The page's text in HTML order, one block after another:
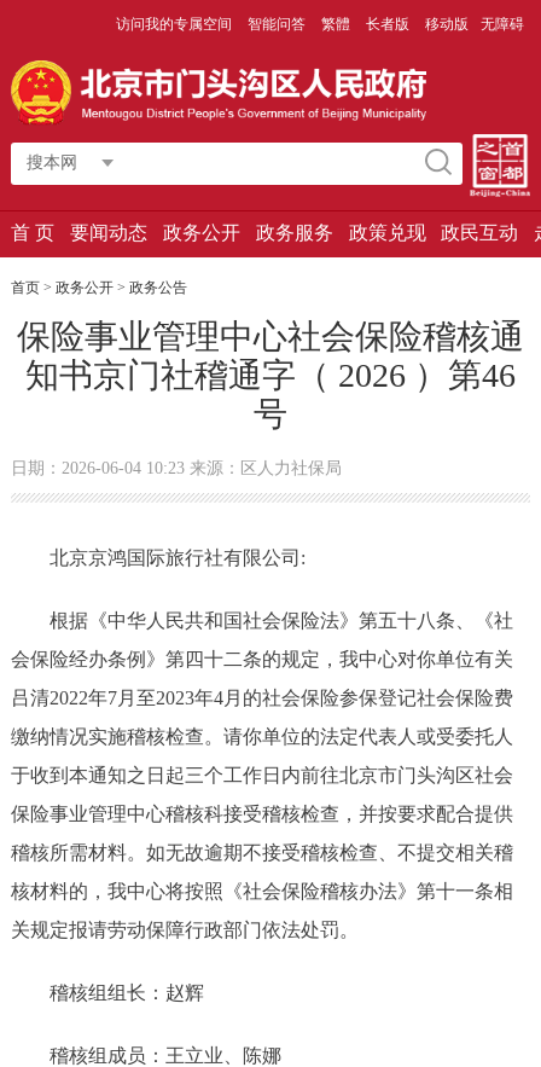
访问我的专属空间 智能问答 繁體 长者版 移动版 无障碍
搜本网
首 页 要闻动态 政务公开 政务服务 政策兑现 政民互动
首页> 政务公开> 政务公告
保险事业管理中心社会保险稽核通
知书京门社稽通字（ 2026 ）第46
号
日期：2026-06-04 10:23 来源：区人力社保局
北京京鸿国际旅行社有限公司:
根据《中华人民共和国社会保险法》第五十八条、《社
会保险经办条例》第四十二条的规定，我中心对你单位有关
吕清2022年7月至2023年4月的社会保险参保登记社会保险费
缴纳情况实施稽核检查。请你单位的法定代表人或受委托人
于收到本通知之日起三个工作日内前往北京市门头沟区社会
保险事业管理中心稽核科接受稽核检查，并按要求配合提供
稽核所需材料。如无故逾期不接受稽核检查、不提交相关稽
核材料的，我中心将按照《社会保险稽核办法》第十一条相
关规定报请劳动保障行政部门依法处罚。
稽核组组长：赵辉
稽核组成员：王立业、陈娜